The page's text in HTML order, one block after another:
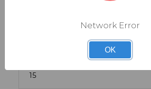
Homologations
Nombre de canaux de ventilation
15
Network Error
OK